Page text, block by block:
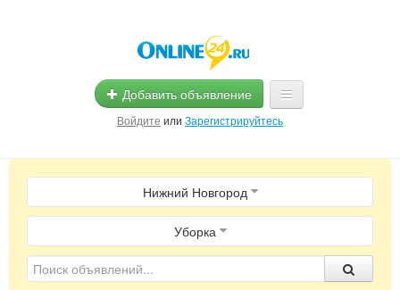
Добавить объявление
Войдите или Зарегистрируйтесь
Главная
Помощь
Услуги
Нижний Новгород
Уборка